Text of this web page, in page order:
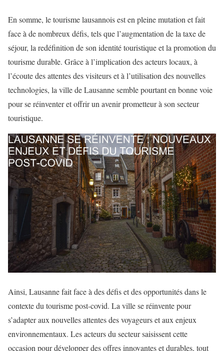
En somme, le tourisme lausannois est en pleine mutation et fait
face à de nombreux défis, tels que l’augmentation de la taxe de
séjour, la redéfinition de son identité touristique et la promotion du
tourisme durable. Grâce à l’implication des acteurs locaux, à
l’écoute des attentes des visiteurs et à l’utilisation des nouvelles
technologies, la ville de Lausanne semble pourtant en bonne voie
pour se réinventer et offrir un avenir prometteur à son secteur
touristique.
Ainsi, Lausanne fait face à des défis et des opportunités dans le
contexte du tourisme post-covid. La ville se réinvente pour
s’adapter aux nouvelles attentes des voyageurs et aux enjeux
environnementaux. Les acteurs du secteur saisissent cette
occasion pour développer des offres innovantes et durables, tout